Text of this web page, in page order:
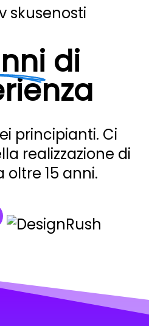
di
principianti. Ci
realizzazione di
oltre 15 anni.